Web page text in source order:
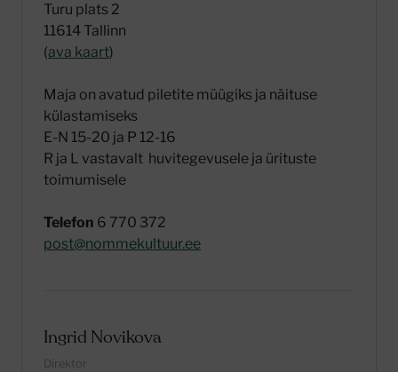
Turu plats 2
11614 Tallinn
(ava kaart)
Maja on avatud piletite müügiks ja näituse
külastamiseks
E-N 15-20 ja P 12-16
R ja L vastavalt huvitegevusele ja ürituste
toimumisele
Telefon 6 770 372
post@nommekultuur.ee
Ingrid Novikova
Direktor